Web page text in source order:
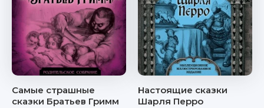
Самые страшные
сказки Братьев Гримм
Настоящие сказки
Шарля Перро